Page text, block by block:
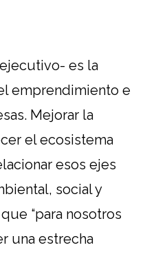
es la
emprendimiento e
Mejorar la
el ecosistema
esos ejes
social y
“para nosotros
una estrecha